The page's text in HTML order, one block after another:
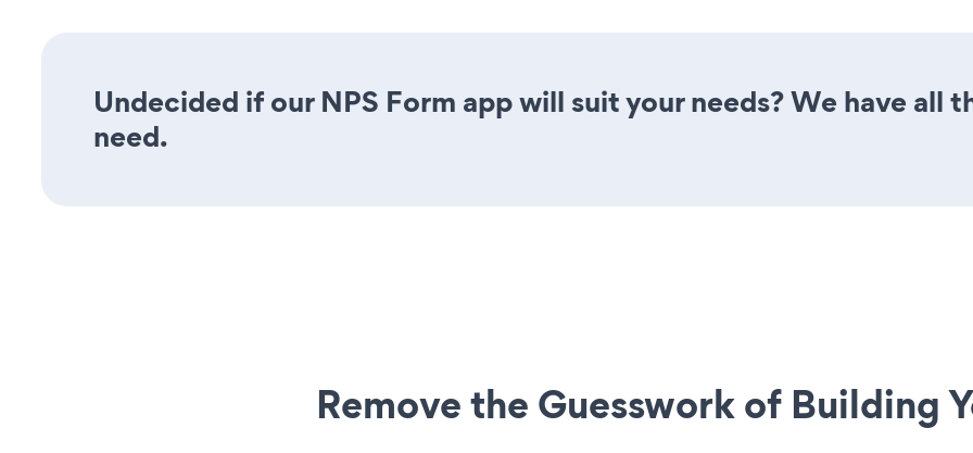
Undecided if our NPS Form app will suit your needs? We have all
need.
Remove the Guesswork of Building